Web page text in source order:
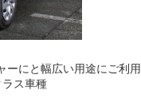
ーにと幅広い用途にご利用
ス車種